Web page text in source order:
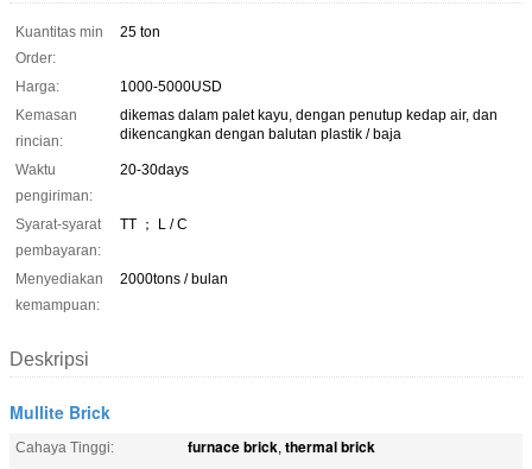
Kuantitas min
Order:
25 ton
Harga:
1000-5000USD
Kemasan
rincian:
dikemas dalam palet kayu, dengan penutup kedap air, dan
dikencangkan dengan balutan plastik / baja
Waktu
pengiriman:
20-30days
Syarat-syarat
pembayaran:
TT ； L / C
Menyediakan
kemampuan:
2000tons / bulan
Deskripsi
Mullite Brick
Cahaya Tinggi: furnace brick, thermal brick